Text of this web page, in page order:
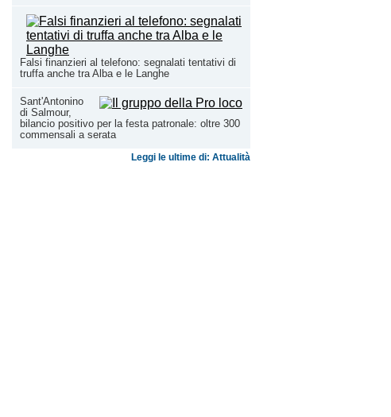
Falsi finanzieri al telefono: segnalati tentativi di
truffa anche tra Alba e le Langhe
Sant'Antonino
di Salmour,
bilancio positivo per la festa patronale: oltre 300
commensali a serata
Leggi le ultime di: Attualità